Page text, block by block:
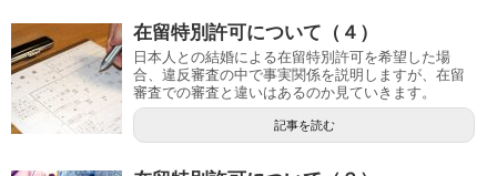
在留特別許可について（４）
日本人との結婚による在留特別許可を希望した場
合、違反審査の中で事実関係を説明しますが、在留
審査での審査と違いはあるのか見ていきます。
記事を読む